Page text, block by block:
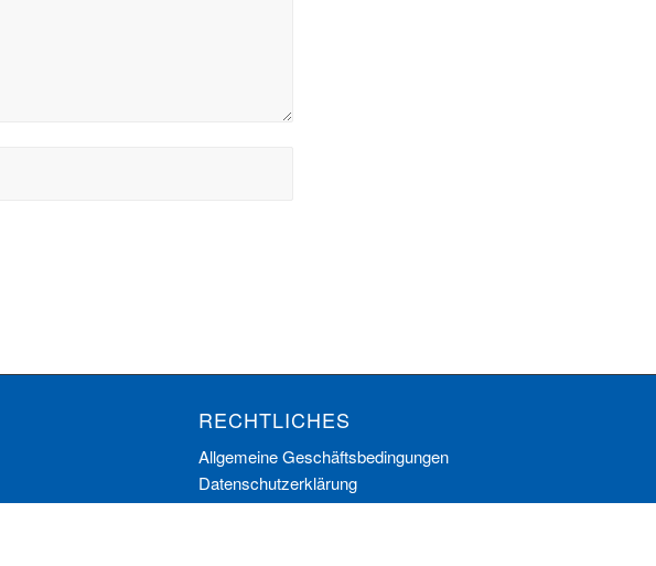
RECHTLICHES
Allgemeine Geschäftsbedingungen
Datenschutzerklärung
Impressum